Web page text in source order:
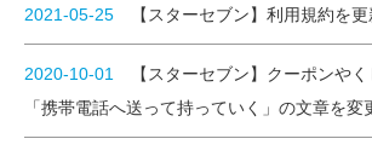
2021-05-25 【スターセブン】利用規約を更
2020-10-01
【スターセブン】クーポンやく
「携帯電話へ送って持っていく」の文章を変